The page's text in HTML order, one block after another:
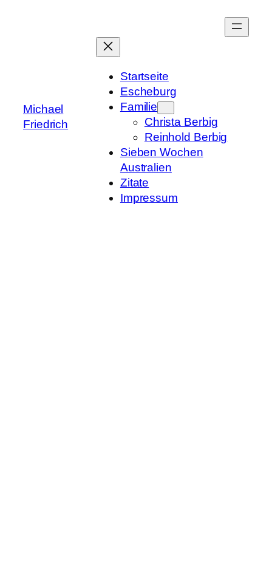
Michael
Friedrich
Startseite
Escheburg
Familie
Christa Berbig
Reinhold Berbig
Sieben Wochen
Australien
Zitate
Impressum